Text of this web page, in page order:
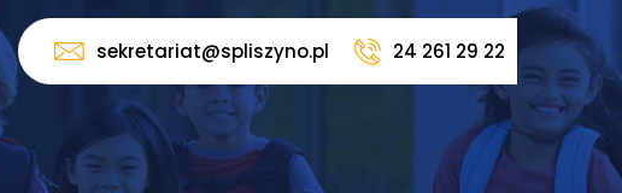
sekretariat@spliszyno.pl 24 261 29 22